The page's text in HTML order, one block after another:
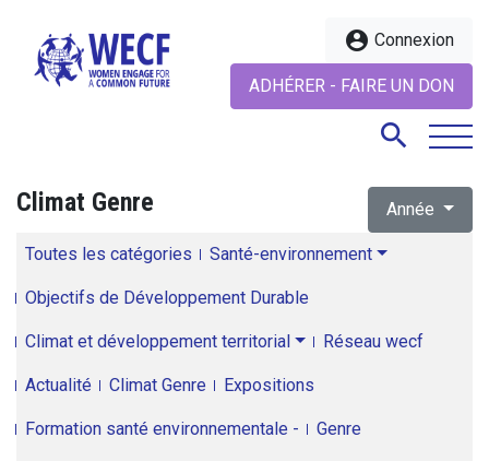
account_circle Connexion
ADHÉRER - FAIRE UN DON
search
Climat Genre Année
Toutes les catégories Santé-environnement
Objectifs de Développement Durable
Climat et développement territorial Réseau wecf
Actualité Climat Genre Expositions
Formation santé environnementale - Genre